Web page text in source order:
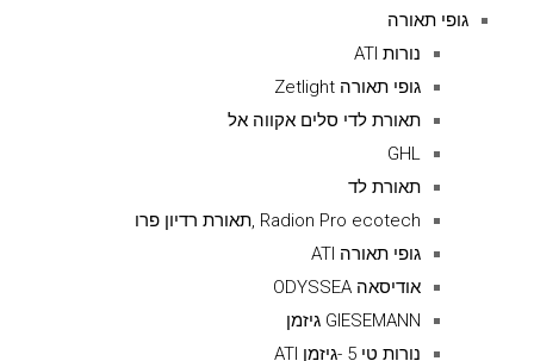
גופי תאורה
נורות ATI
גופי תאורה Zetlight
תאורת לדי סלים אקווה אל
GHL
תאורת לד
Radion Pro ecotech ,תאורת רדיון פרו
גופי תאורה ATI
אודיסאה ODYSSEA
GIESEMANN גיזמן
נורות טי 5 -גיזמן ATI